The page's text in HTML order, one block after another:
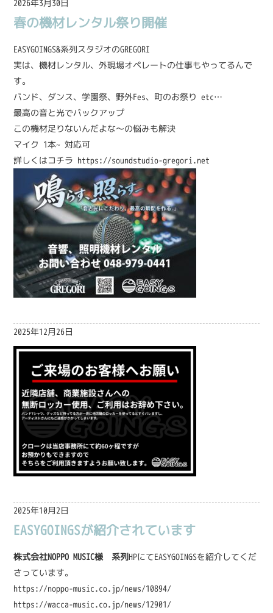
2026年3月30日
春の機材レンタル祭り開催
EASYGOINGS&系列スタジオのGREGORI
実は、機材レンタル、外現場オペレートの仕事もやってるんで
す。
バンド、ダンス、学園祭、野外Fes、町のお祭り etc…
最高の音と光でバックアップ
この機材足りないんだよな〜の悩みも解決
マイク 1本~ 対応可
詳しくはコチラ https://soundstudio-gregori.net
2025年12月26日
2025年10月2日
EASYGOINGSが紹介されています
株式会社NOPPO MUSIC様 系列HPにてEASYGOINGSを紹介してくだ
さっています。
https://noppo-music.co.jp/news/10894/
https://wacca-music.co.jp/news/12901/